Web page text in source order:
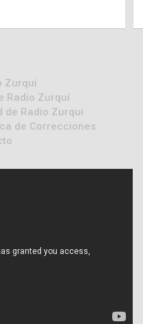
Zurqui
Radio Zurquí
de Radio Zurqui
de Correcciones